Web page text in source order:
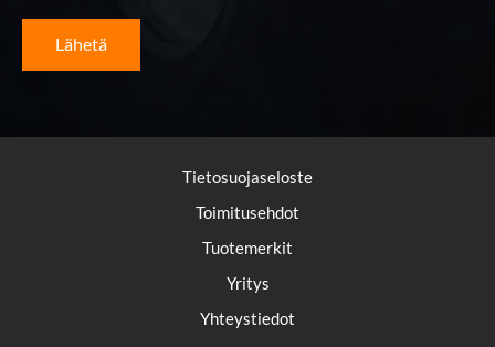
Lähetä
Tietosuojaseloste
Toimitusehdot
Tuotemerkit
Yritys
Yhteystiedot